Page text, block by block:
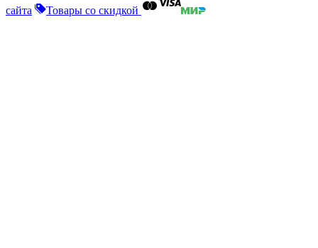
сайта Товары со скидкой